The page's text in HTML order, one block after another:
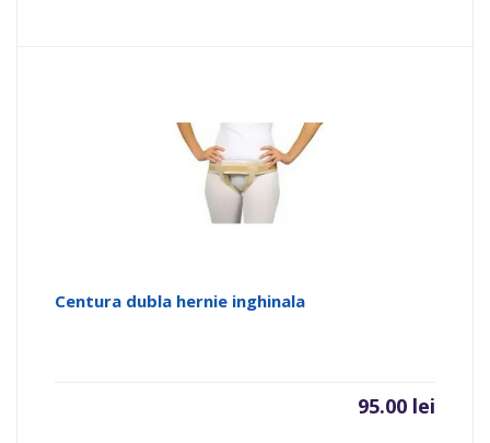
Centura dubla hernie inghinala
95.00 lei